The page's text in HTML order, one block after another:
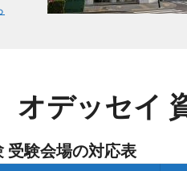
オデッセイ
受験会場の対応表